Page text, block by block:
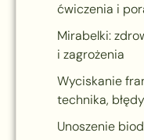
ćwiczenia i
Mirabelki:
i zagrożenia
Wyciskanie
technika,
Unoszenie